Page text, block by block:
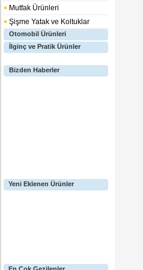
Mutfak Ürünleri
Şişme Yatak ve Koltuklar
Otomobil Ürünleri
İlginç ve Pratik Ürünler
Bizden Haberler
Yeni Eklenen Ürünler